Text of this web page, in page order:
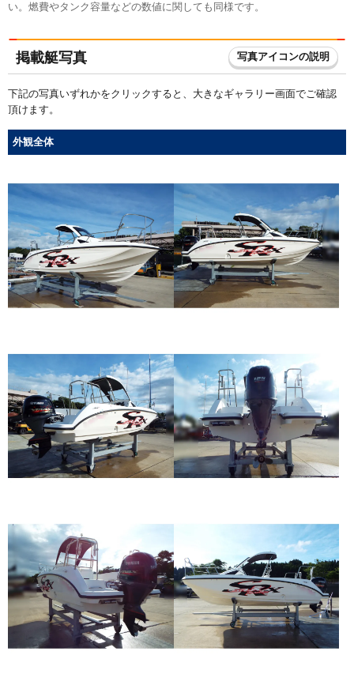
い。燃費やタンク容量などの数値に関しても同様です。
掲載艇写真 写真アイコンの説明
下記の写真いずれかをクリックすると、大きなギャラリー画面でご確認
頂けます。
外観全体